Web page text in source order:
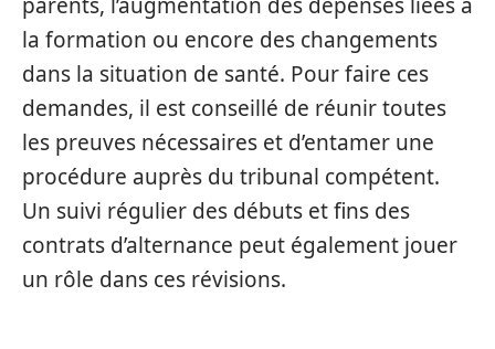
la formation ou encore des changements
dans la situation de santé. Pour faire ces
demandes, il est conseillé de réunir toutes
les preuves nécessaires et d’entamer une
procédure auprès du tribunal compétent.
Un suivi régulier des débuts et fins des
contrats d’alternance peut également jouer
un rôle dans ces révisions.